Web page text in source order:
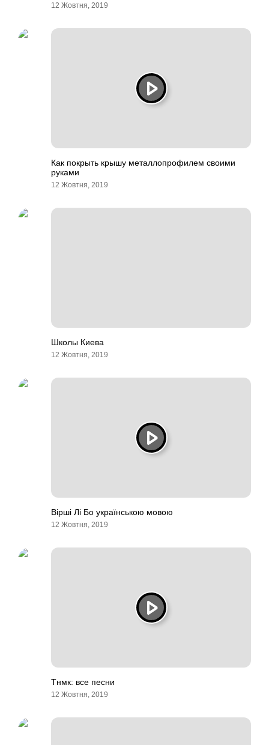
12 Жовтня, 2019
Как покрыть крышу металлопрофилем своими
руками
12 Жовтня, 2019
Школы Киева
12 Жовтня, 2019
Вірші Лі Бо українською мовою
12 Жовтня, 2019
Тнмк: все песни
12 Жовтня, 2019